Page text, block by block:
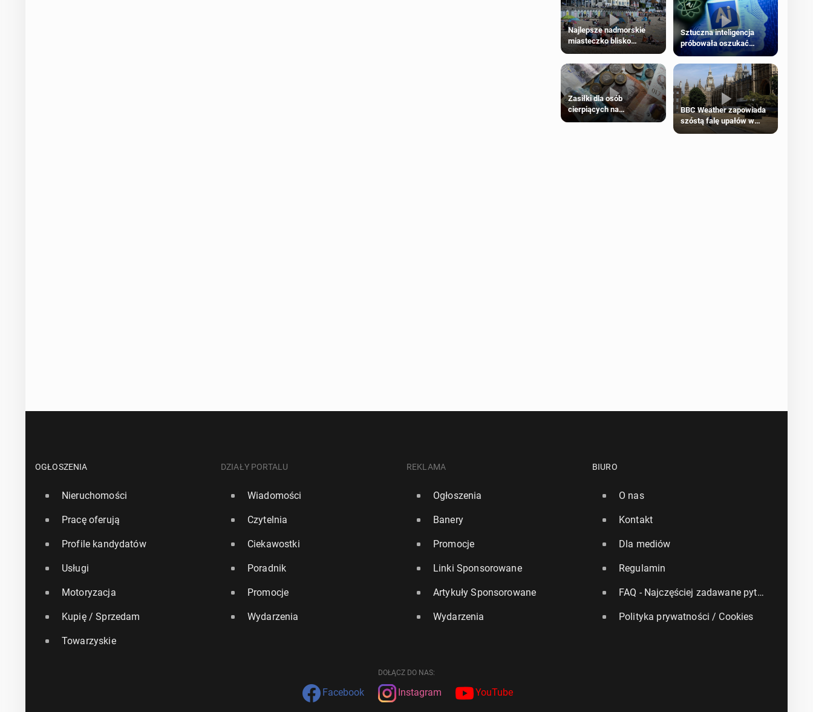
Najlepsze nadmorskie
miasteczko blisko
Londynu
Sztuczna inteligencja
próbowała oszukać
człowieka
Zasiłki dla osób
cierpiących na
schorzenia psychiczne
BBC Weather zapowiada
szóstą falę upałów w
Londynie
OGŁOSZENIA
Nieruchomości
Pracę oferują
Profile kandydatów
Usługi
Motoryzacja
Kupię / Sprzedam
Towarzyskie
DZIAŁY PORTALU
Wiadomości
Czytelnia
Ciekawostki
Poradnik
Promocje
Wydarzenia
REKLAMA
Ogłoszenia
Banery
Promocje
Linki Sponsorowane
Artykuły Sponsorowane
Wydarzenia
BIURO
O nas
Kontakt
Dla mediów
Regulamin
FAQ - Najczęściej zadawane pytania
Polityka prywatności / Cookies
DOŁĄCZ DO NAS:
Facebook Instagram YouTube